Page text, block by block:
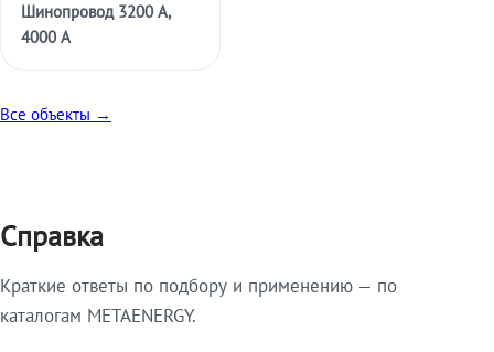
Шинопровод 3200 А,
4000 А
Все объекты →
Справка
Краткие ответы по подбору и применению — по
каталогам METAENERGY.